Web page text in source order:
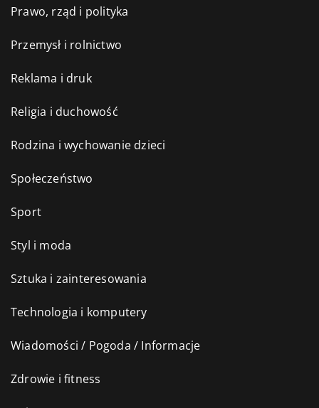
Prawo, rząd i polityka
Przemysł i rolnictwo
Reklama i druk
Religia i duchowość
Rodzina i wychowanie dzieci
Społeczeństwo
Sport
Styl i moda
Sztuka i zainteresowania
Technologia i komputery
Wiadomości / Pogoda / Informacje
Zdrowie i fitness